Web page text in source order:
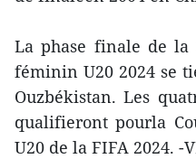
La phase finale de la
féminin U20 2024 se
Ouzbékistan. Les
qualifieront pourla
U20 de la FIFA 2024. -